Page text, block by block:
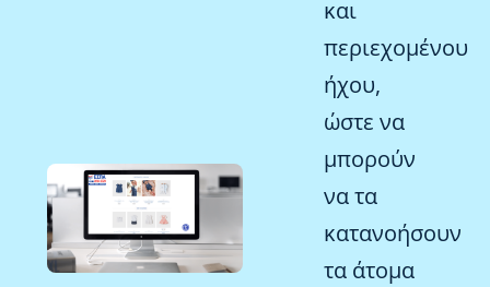
και
περιεχομένου
ήχου,
ώστε να
μπορούν
να τα
κατανοήσουν
τα άτομα